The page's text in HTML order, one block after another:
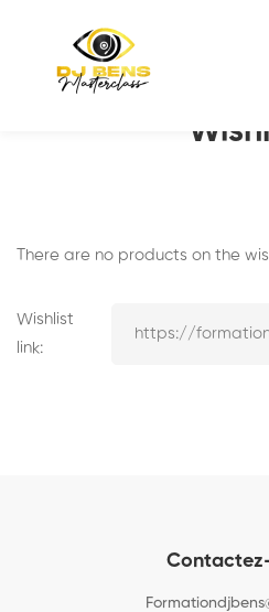
Wishlist
There are no products on the
Wishlist
link: